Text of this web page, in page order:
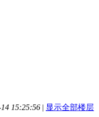
15:25:56 | 显示全部楼层